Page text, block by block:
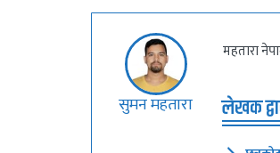
सुमन महतारा
महतारा
लेखक